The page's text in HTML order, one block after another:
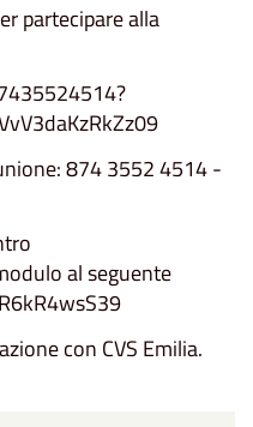
partecipare alla
874 3552 4514 -
al seguente
con CVS Emilia.